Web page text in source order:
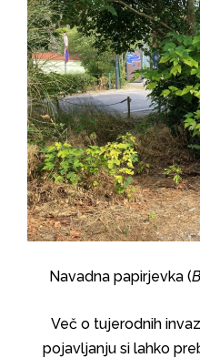
Navadna papirjevka (
Več o tujerodnih
pojavljanju si lahko